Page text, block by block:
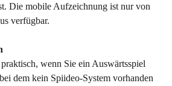
Die mobile Aufzeichnung ist nur von
verfügbar.
wenn Sie ein Auswärtsspiel
dem kein Spiideo-System vorhanden